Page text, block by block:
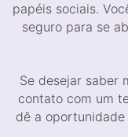
papéis sociais.
seguro para se
Se desejar saber
contato com um
dê a